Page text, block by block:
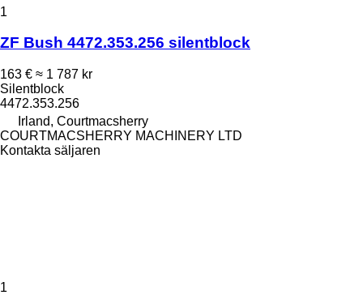
1
ZF Bush 4472.353.256 silentblock
163 € ≈ 1 787 kr
Silentblock
4472.353.256
Irland, Courtmacsherry
COURTMACSHERRY MACHINERY LTD
Kontakta säljaren
1